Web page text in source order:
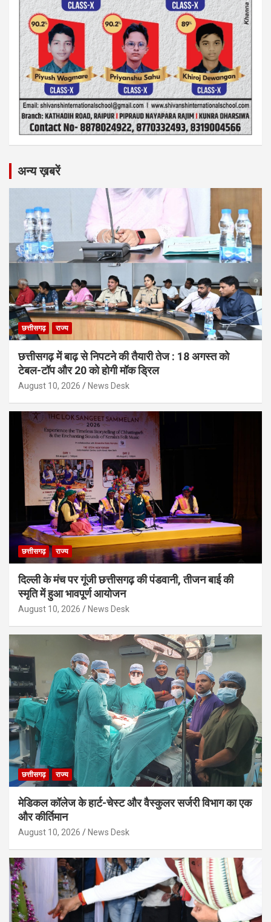
अन्य ख़बरें
छत्तीसगढ़ राज्य
छत्तीसगढ़ में बाढ़ से निपटने की तैयारी तेज : 18 अगस्त को
टेबल-टॉप और 20 को होगी मॉक ड्रिल
August 10, 2026 News Desk
छत्तीसगढ़ राज्य
दिल्ली के मंच पर गूंजी छत्तीसगढ़ की पंडवानी, तीजन बाई की
स्मृति में हुआ भावपूर्ण आयोजन
August 10, 2026 News Desk
छत्तीसगढ़ राज्य
मेडिकल कॉलेज के हार्ट-चेस्ट और वैस्कुलर सर्जरी विभाग का एक
और कीर्तिमान
August 10, 2026 News Desk